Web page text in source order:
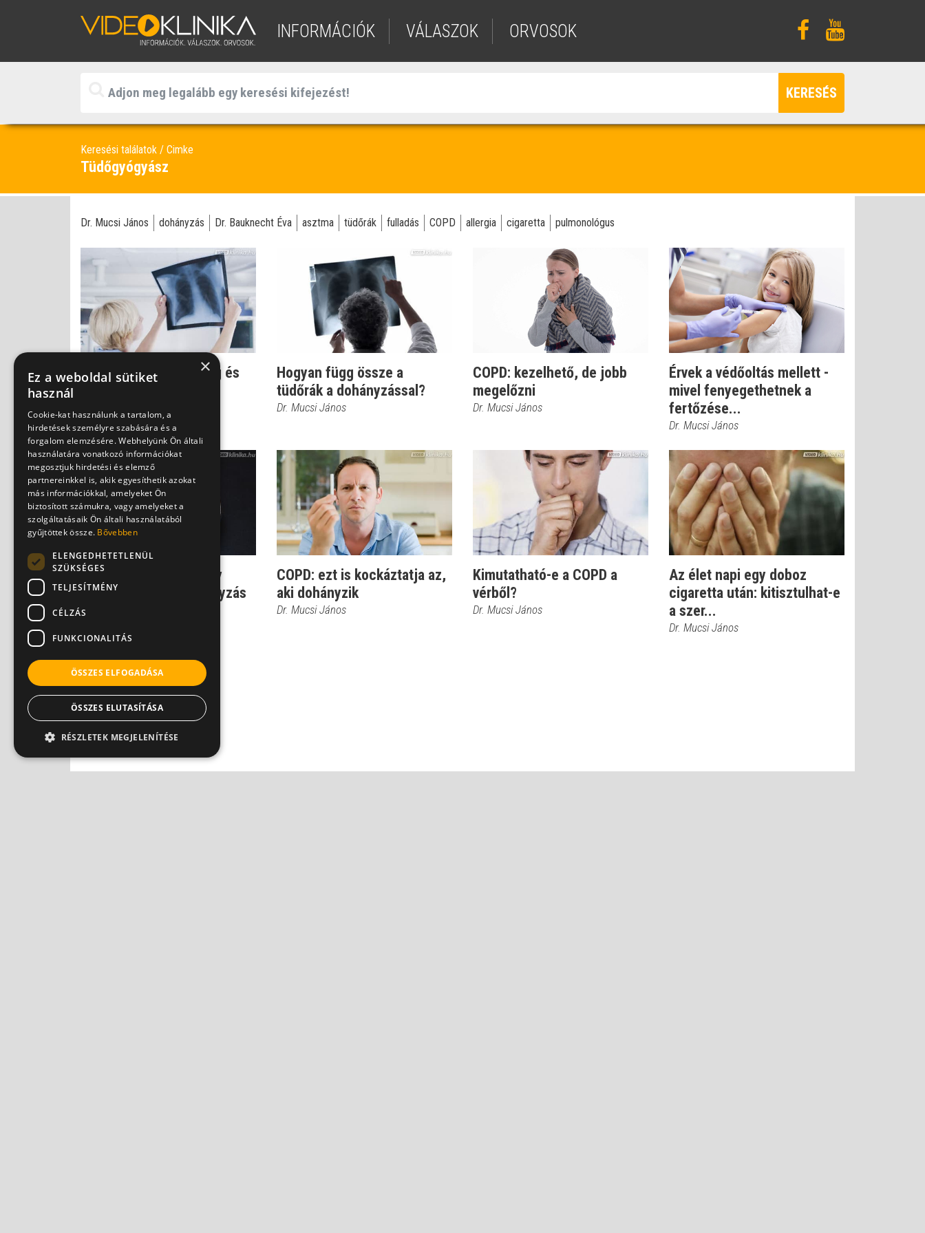
INFORMÁCIÓK VÁLASZOK ORVOSOK
KERESÉS
Keresési találatok Cimke
Tüdőgyógyász
Dr. Mucsi János dohányzás Dr. Bauknecht Éva asztma tüdőrák fulladás COPD allergia cigaretta pulmonológus
Krónikus tüdőbetegség és
nagyobb vesz...
Dr. Mucsi János
Hogyan függ össze a
tüdőrák a dohányzással?
Dr. Mucsi János
COPD: kezelhető, de jobb
megelőzni
Dr. Mucsi János
Érvek a védőoltás mellett -
mivel fenyegethetnek a
fertőzése...
Dr. Mucsi János
Füstbe ment életek: így
gyilkol a passzív dohányzás
Dr. Mucsi János
COPD: ezt is kockáztatja az,
aki dohányzik
Dr. Mucsi János
Kimutatható-e a COPD a
vérből?
Dr. Mucsi János
Az élet napi egy doboz
cigaretta után: kitisztulhat-e
a szer...
Dr. Mucsi János
×
Ez a weboldal sütiket
használ
Cookie-kat használunk a tartalom, a
hirdetések személyre szabására és a
forgalom elemzésére. Webhelyünk Ön általi
használatára vonatkozó információkat
megosztjuk hirdetési és elemző
partnereinkkel is, akik egyesíthetik azokat
más információkkal, amelyeket Ön
biztosított számukra, vagy amelyeket a
szolgáltatásaik Ön általi használatából
gyűjtöttek össze. Bővebben
ELENGEDHETETLENÜL
SZÜKSÉGES
TELJESÍTMÉNY
CÉLZÁS
FUNKCIONALITÁS
ÖSSZES ELFOGADÁSA
ÖSSZES ELUTASÍTÁSA
RÉSZLETEK MEGJELENÍTÉSE